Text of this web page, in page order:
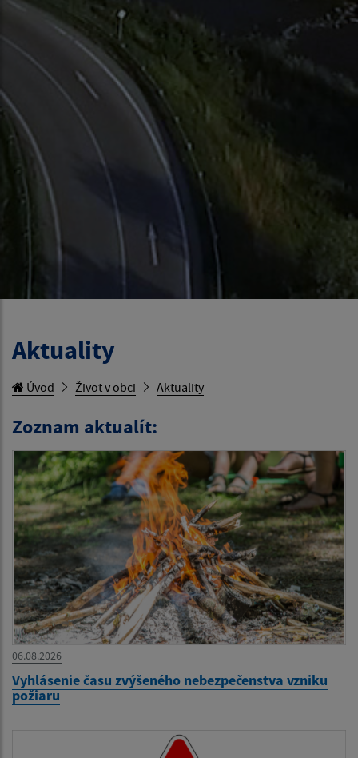
Aktuality
Úvod Život v obci Aktuality
Zoznam aktualít:
06.08.2026
Vyhlásenie času zvýšeného nebezpečenstva vzniku
požiaru